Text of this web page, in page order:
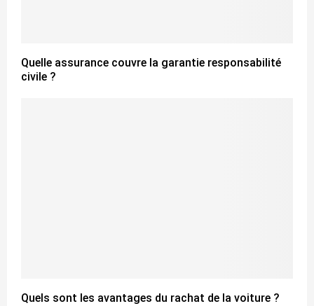
Quelle assurance couvre la garantie responsabilité
civile ?
Quels sont les avantages du rachat de la voiture ?